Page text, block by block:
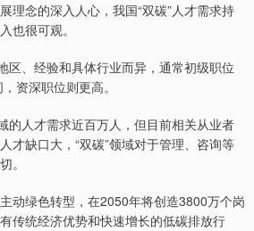
念的深入人心，我国“双碳”人才需求持
也很可观。
、经验和具体行业而异，通常初级职位
资深职位则更高。
人才需求近百万人，但目前相关从业者
才缺口大，“双碳”领域对于管理、咨询等
。
绿色转型，在2050年将创造3800万个岗
传统经济优势和快速增长的低碳排放行